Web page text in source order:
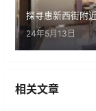
探寻惠新西街附
24年5月13日
相关文章